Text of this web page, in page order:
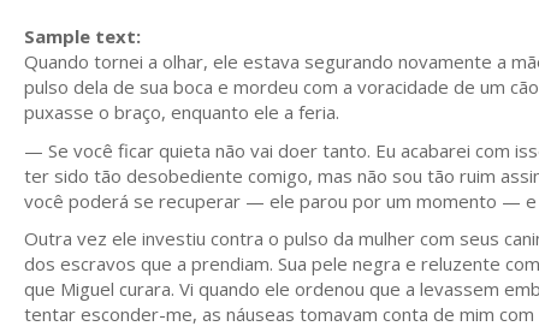
Sample text:
Quando tornei a olhar, ele estava segurando novamente a
pulso dela de sua boca e mordeu com a voracidade de um
puxasse o braço, enquanto ele a feria.
— Se você ficar quieta não vai doer tanto. Eu acabarei com
ter sido tão desobediente comigo, mas não sou tão ruim
você poderá se recuperar — ele parou por um momento — e
Outra vez ele investiu contra o pulso da mulher com seus
dos escravos que a prendiam. Sua pele negra e reluzente
que Miguel curara. Vi quando ele ordenou que a levassem
tentar esconder-me, as náuseas tomavam conta de mim